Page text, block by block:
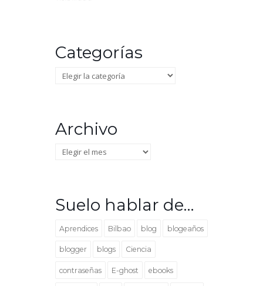
Categorías
Categorías
Archivo
Archivo
Suelo hablar de…
Aprendices Bilbao blog blogeaños
blogger blogs Ciencia
contraseñas E-ghost ebooks